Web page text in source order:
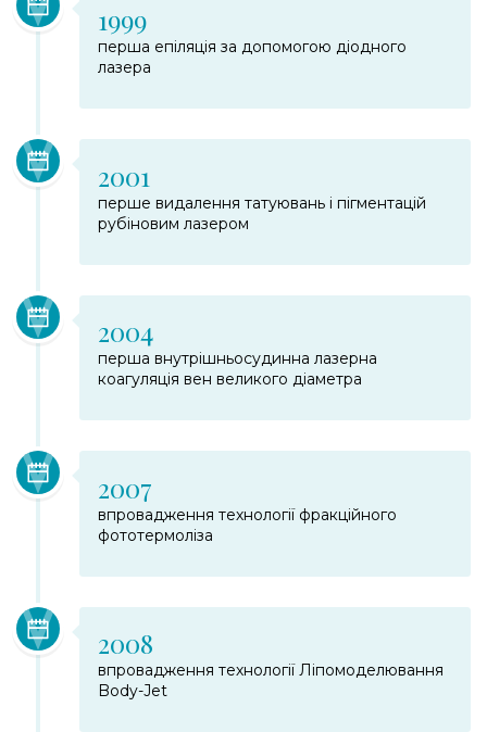
перша епіляція за допомогою діодного
лазера
1999
перше видалення татуювань і пігментацій
рубіновим лазером
2001
перша внутрішньосудинна лазерна
коагуляція вен великого діаметра
2004
впровадження технології фракційного
фототермоліза
2007
впровадження технології Лiпомоделювання
Body-Jet
2008